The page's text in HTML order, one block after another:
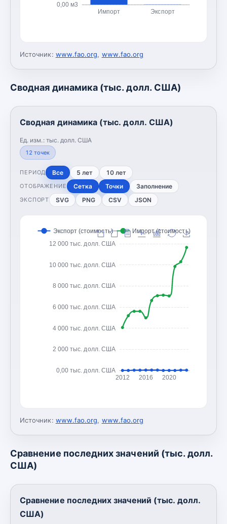
0,00 м3
Импорт Экспорт
Источник: www.fao.org, www.fao.org
Сводная динамика (тыс. долл. США)
Сводная динамика (тыс. долл. США)
Ед. изм.: тыс. долл. США
12 точек
ПЕРИОД Все 5 лет 10 лет
ОТОБРАЖЕНИЕ Сетка Точки Заполнение
ЭКСПОРТ SVG PNG CSV JSON
0,00 тыс. долл. США
2 000 тыс. долл. США
4 000 тыс. долл. США
6 000 тыс. долл. США
8 000 тыс. долл. США
10 000 тыс. долл. США
12 000 тыс. долл. США
2012 2016 2020
Экспорт (стоимость) Импорт (стоимость)
Источник: www.fao.org, www.fao.org
Сравнение последних значений (тыс. долл.
США)
Сравнение последних значений (тыс. долл.
США)